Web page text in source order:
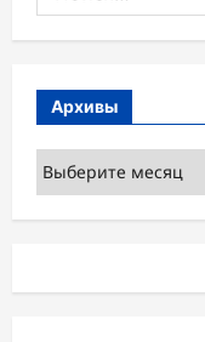
Архивы
Архивы